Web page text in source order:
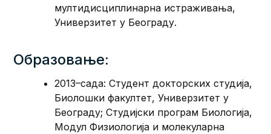
мултидисциплинарна истраживања,
Универзитет у Београду.
Образовање:
2013–сада: Студент докторских студија,
Биолошки факултет, Универзитет у
Београду; Студијски програм Биологија,
Модул Физиологија и молекуларна